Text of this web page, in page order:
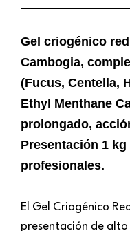
Gel criogénico
Cambogia,
(Fucus, Centella,
Ethyl Menthane
prolongado,
Presentación 1
profesionales.
El Gel Criogénico
presentación de